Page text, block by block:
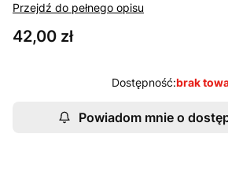
Przejdź do pełnego opisu
Cena
42,00 zł
Dostępność:brak
Powiadom mnie o